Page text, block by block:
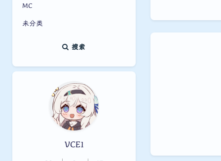
MC
未分类
搜索
VCE1